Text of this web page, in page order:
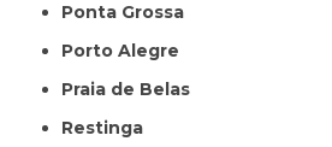
Ponta Grossa
Porto Alegre
Praia de Belas
Restinga